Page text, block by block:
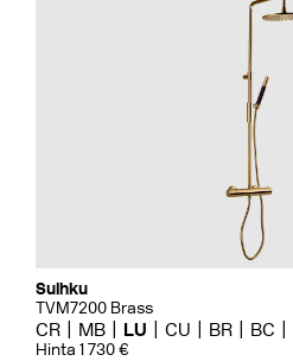
Suihku
TVM7200 Brass
CR MB LU CU BR BC
Hinta 1 730 €